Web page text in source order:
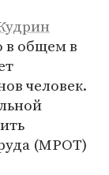
в общем в
человек.
(МРОТ)